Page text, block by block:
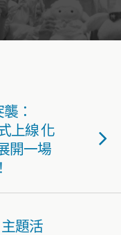
：
上線 化
開一場
題活